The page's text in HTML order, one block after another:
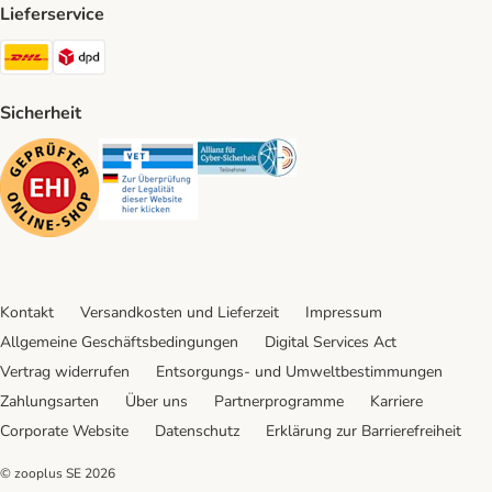
Lieferservice
DHL Shipping Method
Sicherheit
Security Security Security
Kontakt Versandkosten und Lieferzeit
Impressum
Allgemeine Geschäftsbedingungen
Digital Services Act
Vertrag widerrufen
Entsorgungs- und Umweltbestimmungen
Zahlungsarten
Über uns Partnerprogramme
Karriere
Corporate Website
Datenschutz Erklärung zur Barrierefreiheit
© zooplus SE 2026